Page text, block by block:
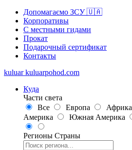
Допомагаємо ЗСУ 🇺🇦
Корпоративы
С местными гидами
Прокат
Подарочный сертификат
Контакты
kuluar kuluarpohod.com
Куда
Части света
Все
Европа Африка
Америка
Южная Америка
Регионы Страны